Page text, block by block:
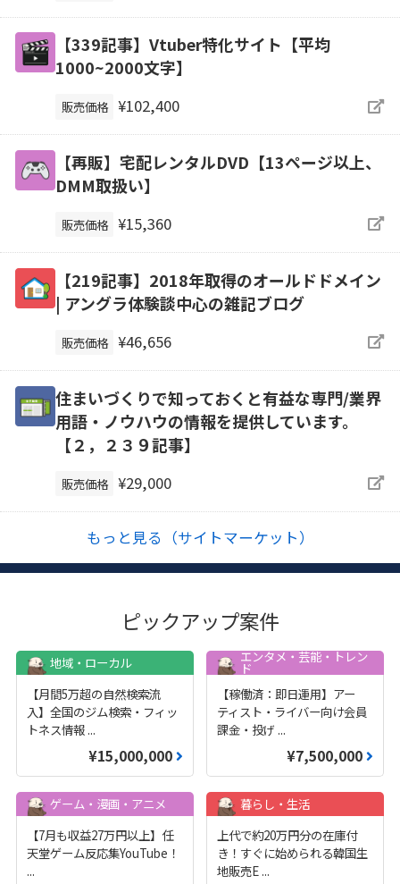
【339記事】Vtuber特化サイト【平均
1000~2000文字】
販売価格 ¥102,400
【再販】宅配レンタルDVD【13ページ以上、
DMM取扱い】
販売価格 ¥15,360
【219記事】2018年取得のオールドドメイン
| アングラ体験談中心の雑記ブログ
販売価格 ¥46,656
住まいづくりで知っておくと有益な専門/業界
用語・ノウハウの情報を提供しています。
【２，２３９記事】
販売価格 ¥29,000
もっと見る（サイトマーケット）
ピックアップ案件
地域・ローカル
【月間5万超の自然検索流
入】全国のジム検索・フィッ
トネス情報 ...
¥15,000,000
エンタメ・芸能・トレン
ド
【稼働済：即日運用】アー
ティスト・ライバー向け会員
課金・投げ ...
¥7,500,000
ゲーム・漫画・アニメ
【7月も収益27万円以上】任
天堂ゲーム反応集YouTube！
...
暮らし・生活
上代で約20万円分の在庫付
き！すぐに始められる韓国生
地販売E ...